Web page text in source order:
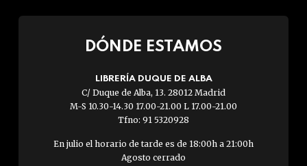
DÓNDE ESTAMOS
LIBRERÍA DUQUE DE ALBA
C/ Duque de Alba, 13. 28012 Madrid
M-S 10.30-14.30 17.00-21.00 L 17.00-21.00
Tfno: 91 5320928
En julio el horario de tarde es de 18:00h a 21:00h
Agosto cerrado